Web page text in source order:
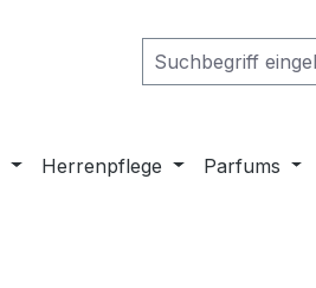
Herrenpflege Parfums